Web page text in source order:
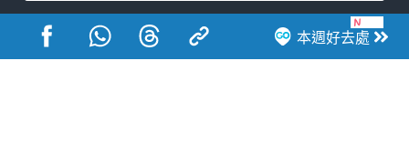
本週好去處
戶外郊遊 社會福利
熱門類別
網民熱話 活動展覽 市集 開倉 尖沙咀好去處